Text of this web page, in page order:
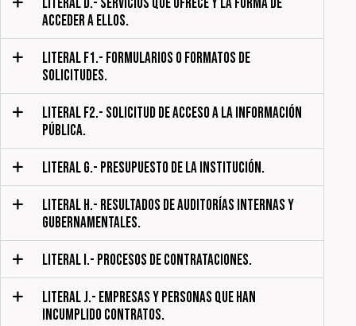
ACCEDER A ELLOS.
LITERAL F1.- FORMULARIOS O FORMATOS DE
SOLICITUDES.
LITERAL F2.- SOLICITUD DE ACCESO A LA INFORMACIÓN
PÚBLICA.
LITERAL G.- PRESUPUESTO DE LA INSTITUCIÓN.
LITERAL H.- RESULTADOS DE AUDITORÍAS INTERNAS Y
GUBERNAMENTALES.
LITERAL I.- PROCESOS DE CONTRATACIONES.
LITERAL J.- EMPRESAS Y PERSONAS QUE HAN
INCUMPLIDO CONTRATOS.